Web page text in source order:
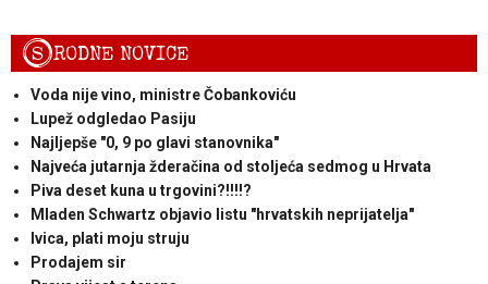
SRODNE NOVICE
Voda nije vino, ministre Čobankoviću
Lupež odgledao Pasiju
Najljepše "0, 9 po glavi stanovnika"
Najveća jutarnja žderačina od stoljeća sedmog u Hrvata
Piva deset kuna u trgovini?!!!!?
Mladen Schwartz objavio listu "hrvatskih neprijatelja"
Ivica, plati moju struju
Prodajem sir